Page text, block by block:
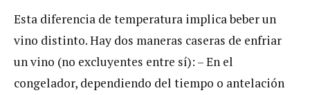
Esta diferencia de temperatura implica beber un
vino distinto. Hay dos maneras caseras de enfriar
un vino (no excluyentes entre sí): – En el
congelador, dependiendo del tiempo o antelación